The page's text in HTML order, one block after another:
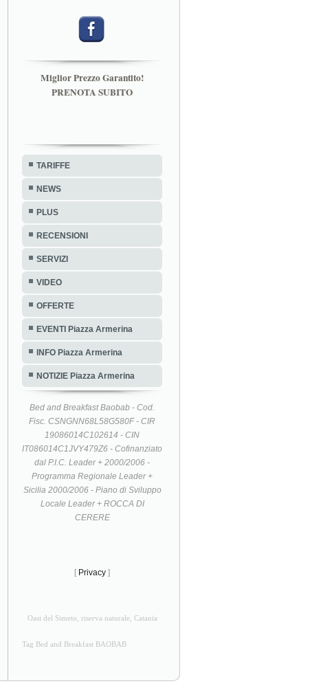
Miglior Prezzo Garantito!
PRENOTA SUBITO
TARIFFE
NEWS
PLUS
RECENSIONI
SERVIZI
VIDEO
OFFERTE
EVENTI Piazza Armerina
INFO Piazza Armerina
NOTIZIE Piazza Armerina
Bed and Breakfast Baobab - Cod.
Fisc. CSNGNN68L58G580F - CIR
19086014C102614 - CIN
IT086014C1JVY479Z6 - Cofinanziato
dal P.I.C. Leader + 2000/2006 -
Programma Regionale Leader +
Sicilia 2000/2006 - Piano di Sviluppo
Locale Leader + ROCCA DI
CERERE
[ Privacy ]
Oasi del Simeto, riserva naturale, Catania
Tag Bed and Breakfast BAOBAB